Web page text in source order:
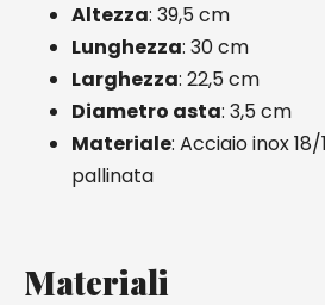
Altezza: 39,5 cm
Lunghezza: 30 cm
Larghezza: 22,5 cm
Diametro asta: 3,5 cm
Materiale: Acciaio inox
pallinata
Materiali